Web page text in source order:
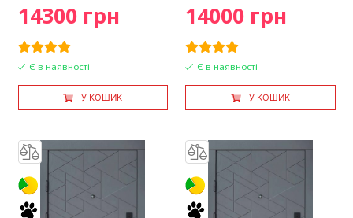
14300 грн
Є в наявності
У КОШИК
14000 грн
Є в наявності
У КОШИК